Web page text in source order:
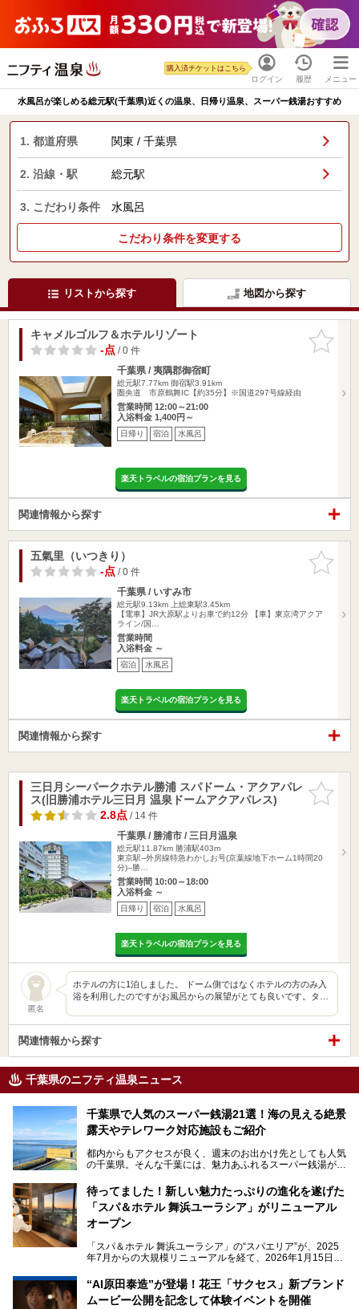
ログイン
購入済チケットはこちら
履歴 メニュー
水風呂が楽しめる総元駅(千葉県)近くの温泉、日帰り温泉、スーパー銭湯おすすめ
1. 都道府県 関東 / 千葉県
2. 沿線・駅 総元駅
3. こだわり条件 水風呂
こだわり条件を変更する
リストから探す 地図から探す
お気に入
りに追加
キャメルゴルフ＆ホテルリゾート
-点/ 0 件
千葉県 / 夷隅郡御宿町
総元駅7.77km 御宿駅3.91km
圏央道 市原鶴舞IC【約35分】※国道297号線経由
営業時間 12:00～21:00
入浴料金 1,400円～
日帰り 宿泊 水風呂
楽天トラベルの宿泊プランを見る
関連情報から探す
お気に入
りに追加
五氣里（いつきり）
-点/ 0 件
千葉県 / いすみ市
総元駅9.13km
上総東駅3.45km
【電車】JR大原駅よりお車で約12分 【車】東京湾アクア
ライン/国…
営業時間
入浴料金 ～
宿泊 水風呂
楽天トラベルの宿泊プランを見る
関連情報から探す
お気に入
りに追加
三日月シーパークホテル勝浦 スパドーム・アクアパレ
ス(旧勝浦ホテル三日月 温泉ドームアクアパレス)
2.8点/ 14 件
千葉県 / 勝浦市 / 三日月温泉
総元駅11.87km 勝浦駅403m
東京駅--外房線特急わかしお号(京葉線地下ホーム1時間20
分)--勝…
営業時間 10:00～18:00
入浴料金 ～
日帰り 宿泊 水風呂
楽天トラベルの宿泊プランを見る
匿名
ホテルの方に1泊しました。 ドーム側ではなくホテルの方のみ入
浴を利用したのですがお風呂からの展望がとても良いです。タ…
関連情報から探す
千葉県のニフティ温泉ニュース
千葉県で人気のスーパー銭湯21選！海の見える絶景
露天やテレワーク対応施設もご紹介
都内からもアクセスが良く、週末のお出かけ先としても人気
の千葉県。そんな千葉には、魅力あふれるスーパー銭湯がた
「サウナでしっかりととのいたい」「海が見える絶景で非日
常を味わいたい」「子連れでも気兼ねなく1日過ごした
い」。
そんな多様なニーズに応える施設が揃っているため、その日
の目的に合った施設がきっと見つかるはずです。
さらに最近では、24時間営業で深夜まで滞在できる施設
や、テレワーク・コワーキングスペースを備えた仕事もでき
るスパも増えており、ただの入浴施設にとどまらない進化を
待ってました！新しい魅力たっぷりの進化を遂げた
「スパ＆ホテル 舞浜ユーラシア」がリニューアル
オープン
「スパ＆ホテル 舞浜ユーラシア」の“スパエリア”が、2025
年7月からの大規模リニューアルを経て、2026年1月15日
新設エリアや生まれ変わった浴場・サウナの魅力を、人気キ
ャラクター「ユーラシわん」と一緒にご紹介します。必見の
“AI原田泰造”が登場！花王「サクセス」新ブランド
ムービー公開を記念して体験イベントを開催